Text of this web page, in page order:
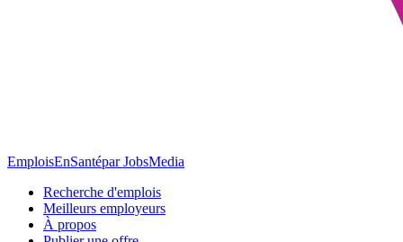
EmploisEnSantépar JobsMedia
Recherche d'emplois
Meilleurs employeurs
À propos